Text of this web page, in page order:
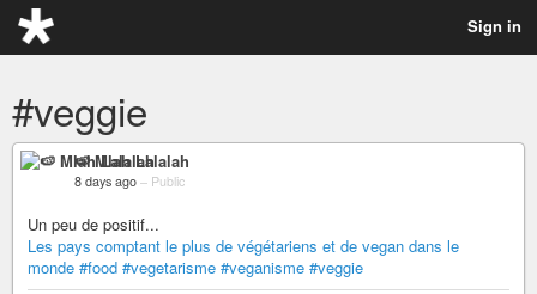
Sign in
#veggie
🍉 Mlah Lalalah
8 days ago – Public
Un peu de positif...
Les pays comptant le plus de végétariens et de vegan dans le
monde #food #vegetarisme #veganisme #veggie